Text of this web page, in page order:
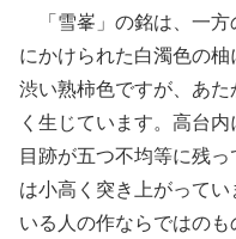
「雪峯」の銘は、一方
にかけられた白濁色の
渋い熟柿色ですが、あ
く生じています。高台
目跡が五つ不均等に残
は小高く突き上がって
いる人の作ならではのも